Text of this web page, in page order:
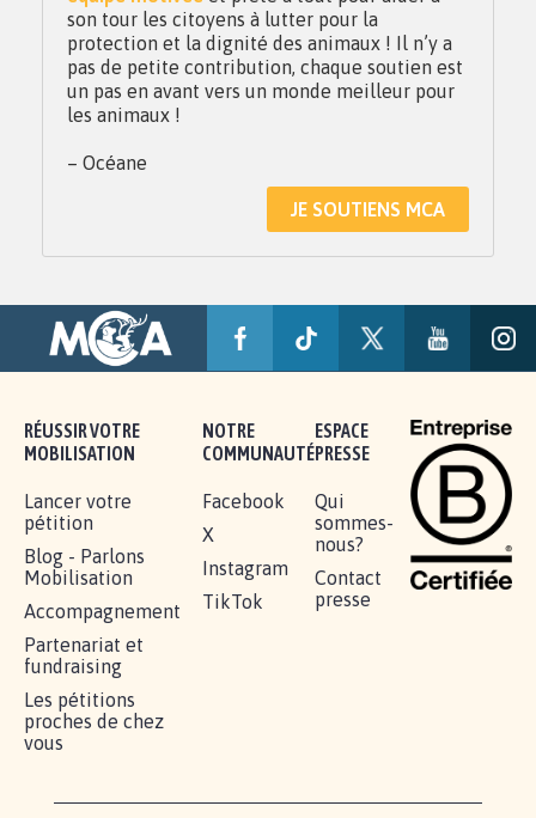
son tour les citoyens à lutter pour la
protection et la dignité des animaux ! Il n’y a
pas de petite contribution, chaque soutien est
un pas en avant vers un monde meilleur pour
les animaux !
– Océane
JE SOUTIENS MCA
RÉUSSIR VOTRE
MOBILISATION
Lancer votre
pétition
Blog - Parlons
Mobilisation
Accompagnement
Partenariat et
fundraising
Les pétitions
proches de chez
vous
NOTRE
COMMUNAUTÉ
Facebook
X
Instagram
TikTok
ESPACE
PRESSE
Qui
sommes-
nous?
Contact
presse